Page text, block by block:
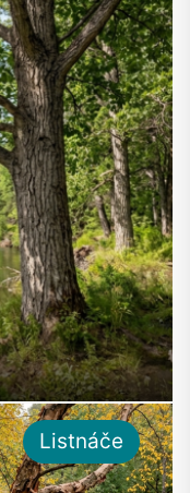
Listnáče